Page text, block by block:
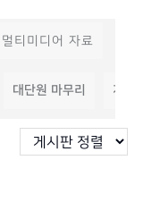
멀티미디어 자료
대단원 마무리 지필